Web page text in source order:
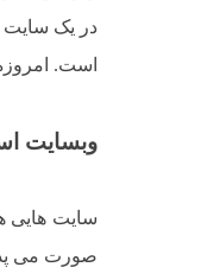
در یک سایت
است.
وبسایت
صورت می